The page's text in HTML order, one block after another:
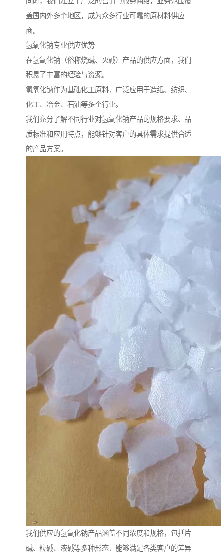
盖国内外多个地区，成为众多行业可靠的原材料供应
商。
氢氧化钠专业供应优势
在氢氧化钠（俗称烧碱、火碱）产品的供应方面，我们
积累了丰富的经验与资源。
氢氧化钠作为基础化工原料，广泛应用于造纸、纺织、
化工、冶金、石油等多个行业。
我们充分了解不同行业对氢氧化钠产品的规格要求、品
质标准和应用特点，能够针对客户的具体需求提供合适
的产品方案。
我们供应的氢氧化钠产品涵盖不同浓度和规格，包括片
碱、粒碱、液碱等多种形态，能够满足各类客户的差异